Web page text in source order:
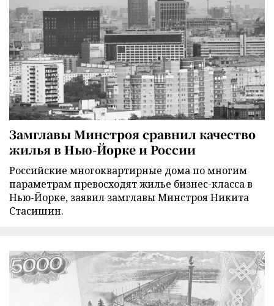
Замглавы Минстроя сравнил качество
жилья в Нью-Йорке и России
Российские многоквартирные дома по многим
параметрам превосходят жилье бизнес-класса в
Нью-Йорке, заявил замглавы Минстроя Никита
Стасишин.